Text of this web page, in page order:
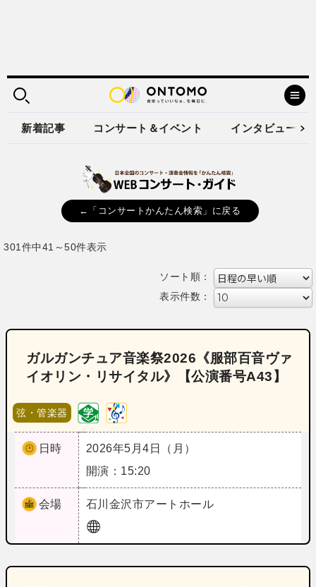
新着記事 コンサート＆イベント インタビュー
←「コンサートかんたん検索」に戻る
301件中41～50件表示
ソート順：
表示件数：
ガルガンチュア音楽祭2026《服部百音ヴァ
イオリン・リサイタル》【公演番号A43】
弦・管楽器
日時
2026年5月4日（月）
開演：15:20
会場 石川 金沢市アートホール